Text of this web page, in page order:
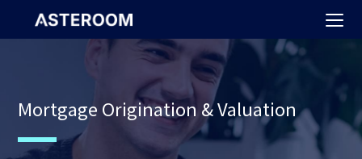
Mortgage Origination & Valuation